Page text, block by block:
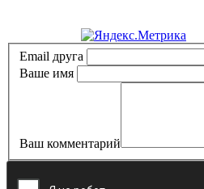
Email друга
Ваше имя
Ваш комментарий